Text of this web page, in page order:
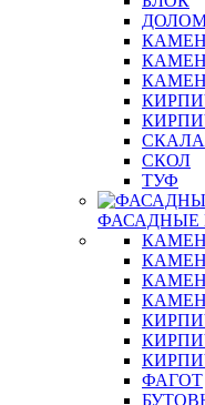
СКАЛА
СКОЛ
ТУФ
ФАСАДНЫЕ
ФАГОТ